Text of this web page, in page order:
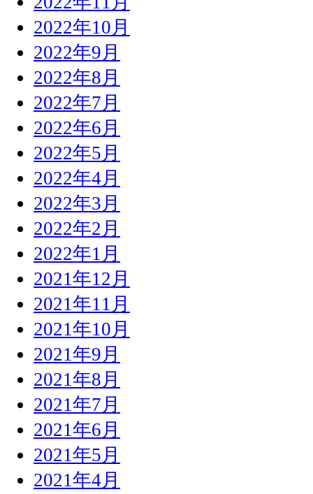
2022年10月
2022年9月
2022年8月
2022年7月
2022年6月
2022年5月
2022年4月
2022年3月
2022年2月
2022年1月
2021年12月
2021年11月
2021年10月
2021年9月
2021年8月
2021年7月
2021年6月
2021年5月
2021年4月